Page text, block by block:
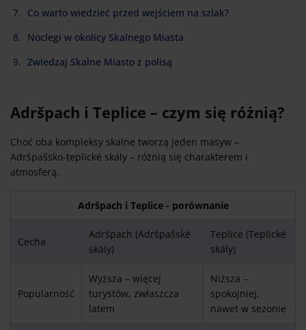
Co warto wiedzieć przed wejściem na szlak?
Noclegi w okolicy Skalnego Miasta
Zwiedzaj Skalne Miasto z polisą
Adršpach i Teplice – czym się różnią?
Choć oba kompleksy skalne tworzą jeden masyw –
Adršpašsko-teplické skály – różnią się charakterem i
atmosferą.
Adršpach i Teplice - porównanie
Cecha
Adršpach (Adršpašské
skály)
Teplice (Teplické
skály)
Popularność
Wyższa – więcej
turystów, zwłaszcza
latem
Niższa –
spokojniej,
nawet w sezonie